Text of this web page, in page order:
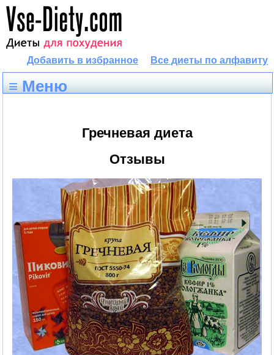
Все диеты по алфавиту
Добавить в избранное
≡ Меню
Гречневая диета
Отзывы